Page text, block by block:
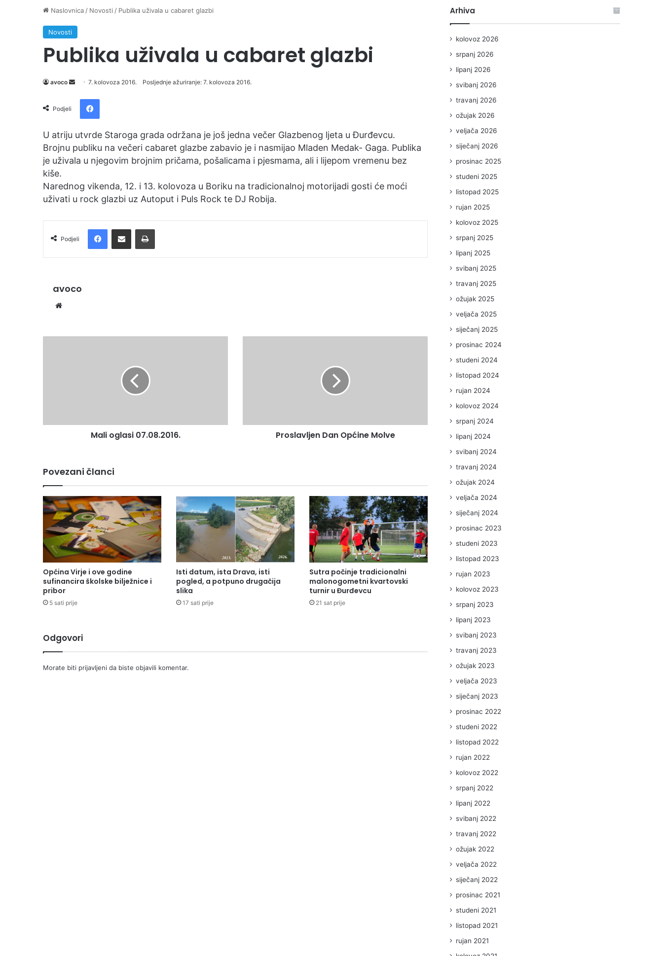
Naslovnica / Novosti / Publika uživala u cabaret glazbi
Novosti
Publika uživala u cabaret glazbi
avoco
e
m
i
l
7. kolovoza 2016. Posljednje ažuriranje: 7. kolovoza 2016.
Podjeli
U atriju utvrde Staroga grada održana je još jedna večer Glazbenog ljeta u Đurđevcu.
Brojnu publiku na večeri cabaret glazbe zabavio je i nasmijao Mladen Medak- Gaga. Publika
je uživala u njegovim brojnim pričama, pošalicama i pjesmama, ali i lijepom vremenu bez
kiše.
Narednog vikenda, 12. i 13. kolovoza u Boriku na tradicionalnoj motorijadi gosti će moći
uživati u rock glazbi uz Autoput i Puls Rock te DJ Robija.
Podjeli
avoco
Mali oglasi 07.08.2016. Proslavljen Dan Općine Molve
Povezani članci
Općina Virje i ove godine
sufinancira školske bilježnice i
pribor
5 sati prije
Isti datum, ista Drava, isti
pogled, a potpuno drugačija
slika
17 sati prije
Sutra počinje tradicionalni
malonogometni kvartovski
turnir u Đurđevcu
21 sat prije
Odgovori
Morate biti prijavljeni da biste objavili komentar.
Arhiva
kolovoz 2026
srpanj 2026
lipanj 2026
svibanj 2026
travanj 2026
ožujak 2026
veljača 2026
siječanj 2026
prosinac 2025
studeni 2025
listopad 2025
rujan 2025
kolovoz 2025
srpanj 2025
lipanj 2025
svibanj 2025
travanj 2025
ožujak 2025
veljača 2025
siječanj 2025
prosinac 2024
studeni 2024
listopad 2024
rujan 2024
kolovoz 2024
srpanj 2024
lipanj 2024
svibanj 2024
travanj 2024
ožujak 2024
veljača 2024
siječanj 2024
prosinac 2023
studeni 2023
listopad 2023
rujan 2023
kolovoz 2023
srpanj 2023
lipanj 2023
svibanj 2023
travanj 2023
ožujak 2023
veljača 2023
siječanj 2023
prosinac 2022
studeni 2022
listopad 2022
rujan 2022
kolovoz 2022
srpanj 2022
lipanj 2022
svibanj 2022
travanj 2022
ožujak 2022
veljača 2022
siječanj 2022
prosinac 2021
studeni 2021
listopad 2021
rujan 2021